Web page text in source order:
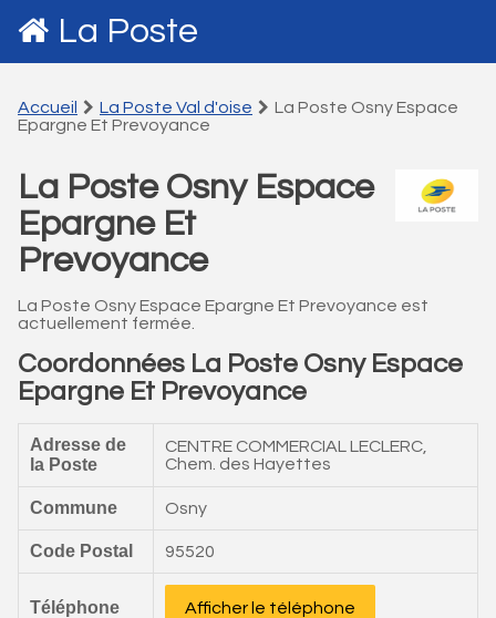
La Poste
Accueil La Poste Val d'oise
La Poste Osny Espace
Epargne Et Prevoyance
La Poste Osny Espace
Epargne Et
Prevoyance
La Poste Osny Espace Epargne Et Prevoyance est
actuellement fermée.
Coordonnées La Poste Osny Espace
Epargne Et Prevoyance
Adresse de
la Poste
CENTRE COMMERCIAL LECLERC,
Chem. des Hayettes
Commune Osny
Code Postal 95520
Téléphone Afficher le téléphone